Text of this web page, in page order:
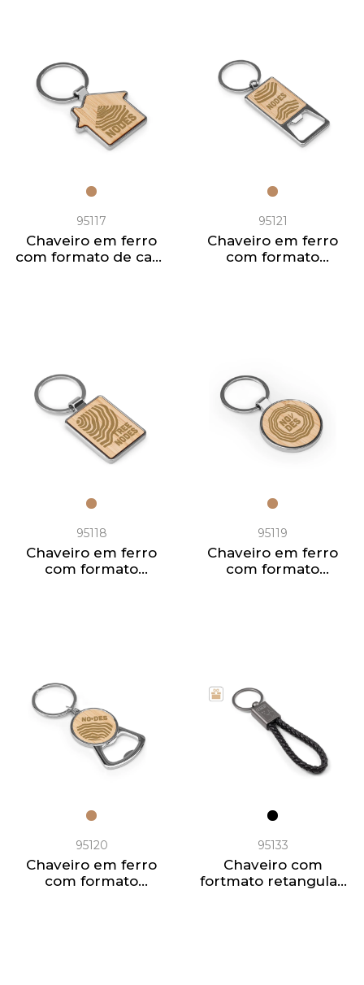
95117
Chaveiro em ferro
com formato de casa
95121
Chaveiro em ferro
com formato
95118
Chaveiro em ferro
com formato
95119
Chaveiro em ferro
com formato
95120
Chaveiro em ferro
com formato
95133
Chaveiro com
fortmato retangular,